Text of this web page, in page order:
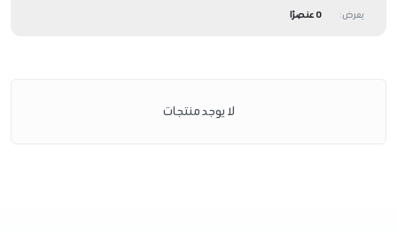
يعرض:
0 عنصرًا
لا يوجد منتجات